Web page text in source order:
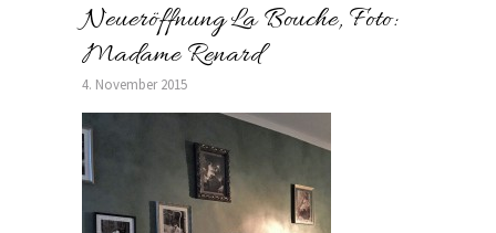
Neueröffnung La Bouche, Foto:
Madame Renard
4. November 2015